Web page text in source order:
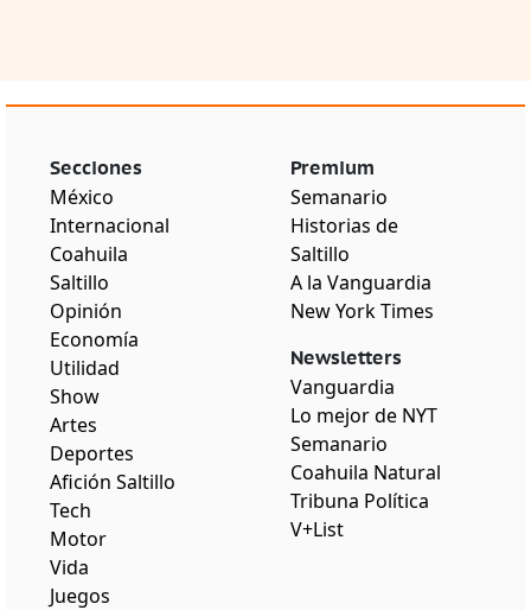
Secciones
México
Internacional
Coahuila
Saltillo
Opinión
Economía
Utilidad
Show
Artes
Deportes
Afición Saltillo
Tech
Motor
Vida
Juegos
Premium
Semanario
Historias de
Saltillo
A la Vanguardia
New York Times
Newsletters
Vanguardia
Lo mejor de NYT
Semanario
Coahuila Natural
Tribuna Política
V+List